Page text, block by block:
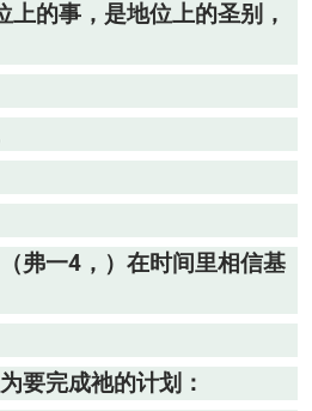
的事，是地位上的圣别，
弗一4，）在时间里相信基
要完成祂的计划：